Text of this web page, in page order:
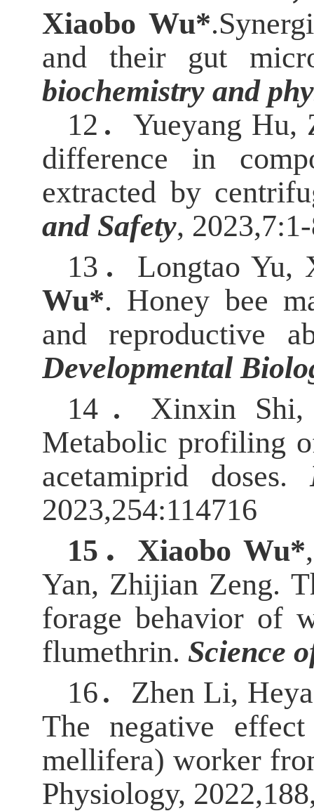
Xiaobo Wu*.
and their gut
biochemistry and
12．Yueyang Hu,
difference in
extracted by
and Safety,
13． Longtao Yu,
Wu*. Honey bee
and reproductive
Developmental
14． Xinxin
Metabolic profiling
acetamiprid doses.
2023,254:114716
15． Xiaobo Wu*
Yan, Zhijian Zeng.
forage behavior of
flumethrin. Science
16． Zhen Li,
The negative
mellifera) worker
Physiology,